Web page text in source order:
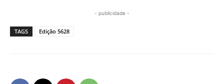
- publicidade -
TAGS Edição 5628